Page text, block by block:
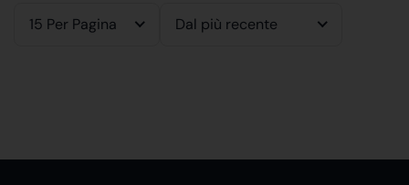
15 Per Pagina Dal più recente